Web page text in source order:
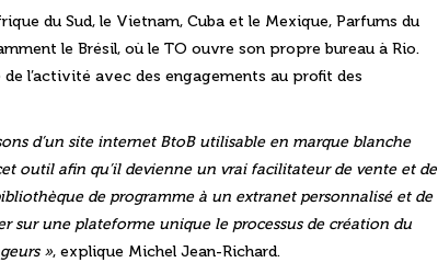
du Sud, le Vietnam, Cuba et le Mexique, Parfums du
le Brésil, où le TO ouvre son propre bureau à Rio.
l’activité avec des engagements au profit des
d’un site internet BtoButilisable en marque blanche
outil afin qu’il devienne un vrai facilitateur de vente et de
de programme à un extranet personnalisé et de
sur une plateforme unique le processus de création du
», explique Michel Jean-Richard.